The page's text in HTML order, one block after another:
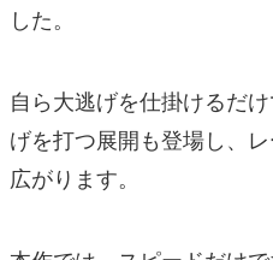
した。
自ら大逃げを仕掛けるだ
げを打つ展開も登場し、
広がります。